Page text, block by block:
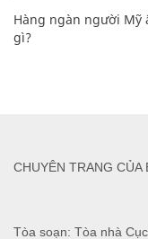
Hàng ngàn người Mỹ
gì?
Tòa soạn: Tòa nhà
CHUYÊN TRANG CỦA